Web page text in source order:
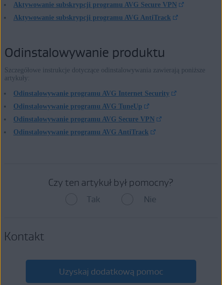
Aktywowanie subskrypcji programu AVG Secure VPN
Aktywowanie subskrypcji programu AVG AntiTrack
Odinstalowywanie produktu
Szczegółowe instrukcje dotyczące odinstalowywania zawierają poniższe
artykuły:
Odinstalowywanie programu AVG Internet Security
Odinstalowywanie programu AVG TuneUp
Odinstalowywanie programu AVG Secure VPN
Odinstalowywanie programu AVG AntiTrack
Czy ten artykuł był pomocny?
Tak Nie
Kontakt
Uzyskaj dodatkową pomoc